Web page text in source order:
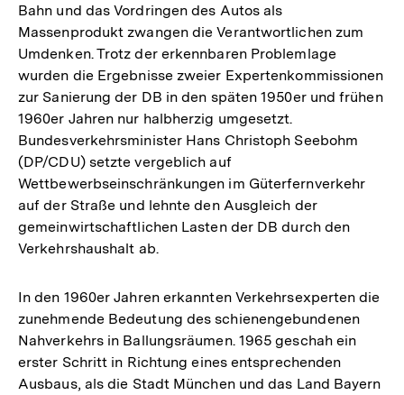
Bahn und das Vordringen des Autos als
Massenprodukt zwangen die Verantwortlichen zum
Umdenken. Trotz der erkennbaren Problemlage
wurden die Ergebnisse zweier Expertenkommissionen
zur Sanierung der DB in den späten 1950er und frühen
1960er Jahren nur halbherzig umgesetzt.
Bundesverkehrsminister Hans Christoph Seebohm
(DP/CDU) setzte vergeblich auf
Wettbewerbseinschränkungen im Güterfernverkehr
auf der Straße und lehnte den Ausgleich der
gemeinwirtschaftlichen Lasten der DB durch den
Verkehrshaushalt ab.
In den 1960er Jahren erkannten Verkehrsexperten die
zunehmende Bedeutung des schienengebundenen
Nahverkehrs in Ballungsräumen. 1965 geschah ein
erster Schritt in Richtung eines entsprechenden
Ausbaus, als die Stadt München und das Land Bayern